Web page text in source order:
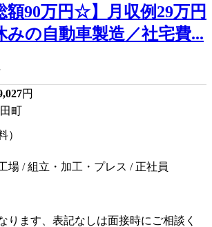
額90万円☆】月収例29万円
みの自動車製造／社宅費...
円
町
）
場 / 組立・加工・プレス / 正社員
ります、表記なしは面接時にご相談く